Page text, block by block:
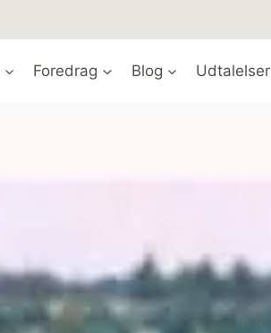
Foredrag Blog Udtalelser